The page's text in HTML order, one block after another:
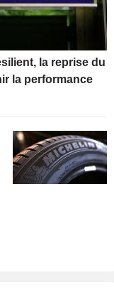
la reprise du
la performance